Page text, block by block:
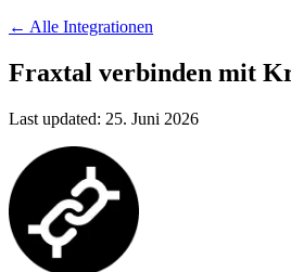
← Alle Integrationen
Fraxtal verbinden mit
Last updated: 25. Juni 2026